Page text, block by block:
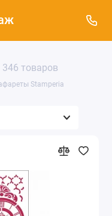
346 товаров
Stamperia